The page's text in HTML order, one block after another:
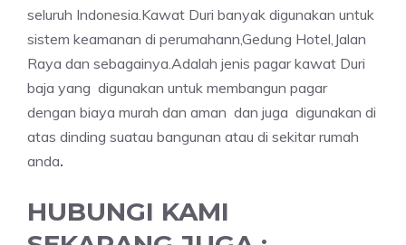
seluruh Indonesia.Kawat Duri banyak digunakan untuk
sistem keamanan di perumahann,Gedung Hotel,Jalan
Raya dan sebagainya.Adalah jenis pagar kawat Duri
baja yang digunakan untuk membangun pagar
dengan biaya murah dan aman dan juga digunakan di
atas dinding suatau bangunan atau di sekitar rumah
anda.
HUBUNGI KAMI